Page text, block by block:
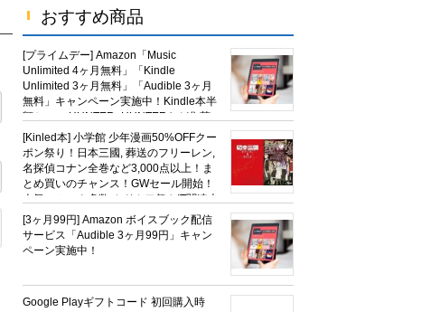
おすすめ商品
[プライムデー] Amazon「Music
Unlimited 4ヶ月無料」「Kindle
Unlimited 3ヶ月無料」「Audible 3ヶ月
無料」キャンペーン実施中！Kindle本半
額セール HUNTER×HUNTERなど集英
社、無職転生,幼女戦記など
KADOKAWA、キャプテン翼100円セー
ルも！
[Kinled本] 小学館 少年漫画50%OFFクー
ポン祭り！日本三國, 葬送のフリーレン,
名探偵コナン全巻など3,000点以上！ま
とめ買いのチャンス！GWセール開始！
人気コミック多数 カドカワ祭やIT関連本
がセールに！
[3ヶ月99円] Amazon ボイスブック配信
サービス「Audible 3ヶ月99円」キャン
ペーン実施中！
Google Playギフトコード 初回購入時